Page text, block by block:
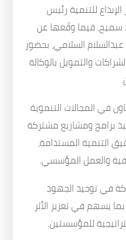
للتنمية رئيس
سميح، فيما وقّعها عن
عبدالسلام السلامي، بحضور
والتمويل بالوكالة
في المجالات التنموية
برامج ومشاريع مشتركة
التنمية المستدامة،
والعمل المؤسسي.
في توحيد الجهود
يسهم في تعزيز الأثر
للمؤسستين.